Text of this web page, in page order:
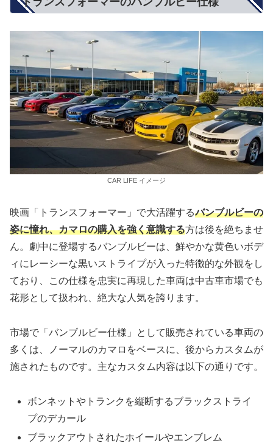
CAR LIFE イメージ
映画「トランスフォーマー」で大活躍するバンブルビーの
姿に憧れ、カマロの購入を強く意識する方は後を絶ちませ
ん。劇中に登場するバンブルビーは、鮮やかな黄色いボデ
ィにレーシーな黒いストライプが入った特徴的な外観をし
ており、この仕様を忠実に再現した車両は中古車市場でも
花形として扱われ、絶大な人気を誇ります。
市場で「バンブルビー仕様」として販売されている車両の
多くは、ノーマルのカマロをベースに、後からカスタムが
施されたものです。主なカスタム内容は以下の通りです。
ボンネットやトランクを縦断するブラックストライ
プのデカール
ブラックアウトされたホイールやエンブレム